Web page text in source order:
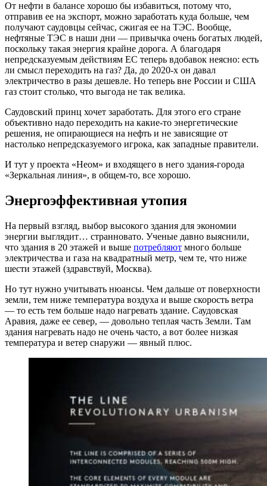
От нефти в балансе хорошо бы избавиться, потому что,
отправив ее на экспорт, можно заработать куда больше, чем
получают саудовцы сейчас, сжигая ее на ТЭС. Вообще,
нефтяные ТЭС в наши дни — привычка очень богатых людей,
поскольку такая энергия крайне дорога. А благодаря
непредсказуемым действиям ЕС теперь вдобавок неясно: есть
ли смысл переходить на газ? Да, до 2020-х он давал
электричество в разы дешевле. Но теперь вне России и США
газ стоит столько, что выгода не так велика.
Саудовский принц хочет заработать. Для этого его стране
объективно надо переходить на какие-то энергетические
решения, не опирающиеся на нефть и не зависящие от
настолько непредсказуемого игрока, как западные правители.
И тут у проекта «Неом» и входящего в него здания-города
«Зеркальная линия», в общем-то, все хорошо.
Энергоэффективная утопия
На первый взгляд, выбор высокого здания для экономии
энергии выглядит… странновато. Ученые давно выяснили,
что здания в 20 этажей и выше потребляют много больше
электричества и газа на квадратный метр, чем те, что ниже
шести этажей (здравствуй, Москва).
Но тут нужно учитывать нюансы. Чем дальше от поверхности
земли, тем ниже температура воздуха и выше скорость ветра
— то есть тем больше надо нагревать здание. Саудовская
Аравия, даже ее север, — довольно теплая часть Земли. Там
здания нагревать надо не очень часто, а вот более низкая
температура и ветер снаружи — явный плюс.